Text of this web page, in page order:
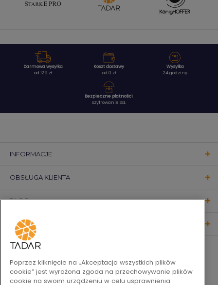
Darmowa wysyłka
od 129 zł
Koszt dostawy
od 0 zł
Wysyłka
24 godziny
Bezpieczne płatności
szyfrowanie SSL
INFORMACJE
OBSŁUGA KLIENTA
BLOG
KONTAKT
Poprzez kliknięcie na „Akceptacja wszystkich plików
cookie” jest wyrażona zgoda na przechowywanie plików
cookie na swoim urządzeniu w celu usprawnienia